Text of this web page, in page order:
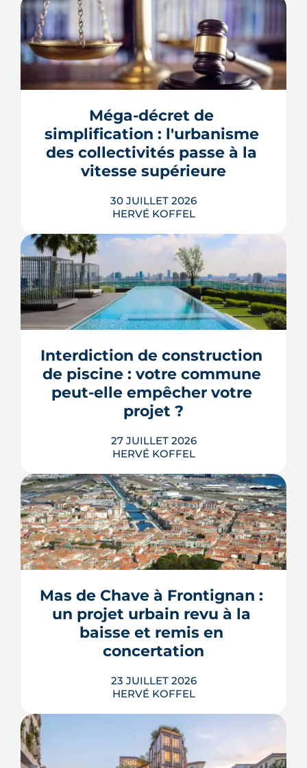
Se loger à Montpellier pour la rentrée
2026 tient de la course de vitesse, sur
un marché où le studio part en
étudiants internationaux, une réforme
des aides au logement entrée en
vigueur le 1er juillet vient alourdir la
note.
LIRE L'ARTICLE
Méga-décret de
simplification : l'urbanisme
des collectivités passe à la
vitesse supérieure
30 JUILLET 2026
HERVÉ KOFFEL
Trente mesures, huit codes, un mot
d'ordre : faire agir les maires plus vite.
Le deuxième méga-décret de
photovoltaïque et l'habitat, mais
plusieurs de ses raccourcis inquiètent
déjà le juge consultatif des normes.
LIRE L'ARTICLE
Interdiction de construction
de piscine : votre commune
peut-elle empêcher votre
projet ?
27 JUILLET 2026
HERVÉ KOFFEL
Construire une piscine sur son propre
terrain n'a rien d'un droit acquis. Entre
les règles du PLU et les arrêtés
sécheresse, plusieurs mécanismes
peuvent bloquer le bassin, ou son
remplissage.
LIRE L'ARTICLE
Mas de Chave à Frontignan :
un projet urbain revu à la
baisse et remis en
concertation
23 JUILLET 2026
HERVÉ KOFFEL